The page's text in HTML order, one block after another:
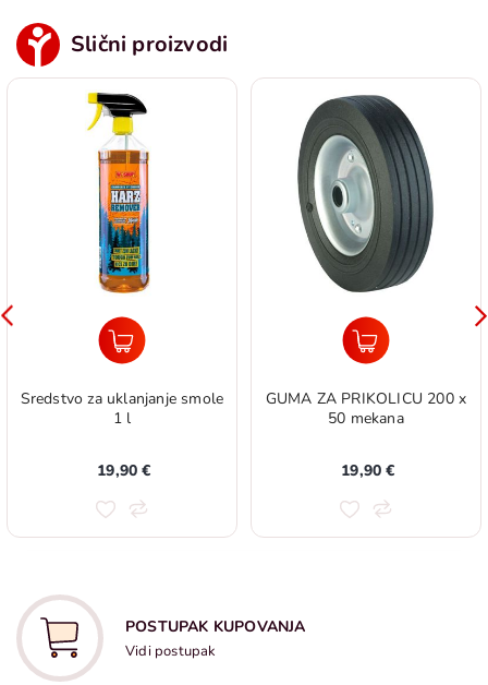
Slični proizvodi
Sredstvo za uklanjanje smole
1 l
19,90 €
GUMA ZA PRIKOLICU 200 x
50 mekana
19,90 €
POSTUPAK KUPOVANJA
Vidi postupak